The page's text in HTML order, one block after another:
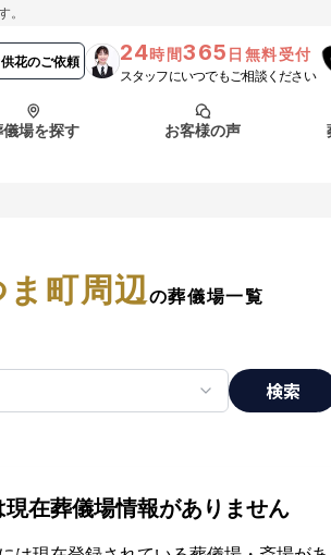
。
供花のご依頼 24時間365 日無料受付
スタッフにいつでもご相談ください
儀場を探す お客様の声
とは？ 葬儀の流れ
千葉県
声 よくある質問
依頼
町周辺 の葬儀場一覧
検索
現在葬儀場情報がありません